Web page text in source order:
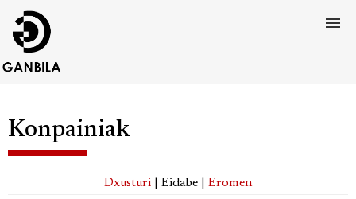
Konpainiak
Dxusturi | Eidabe | Eromen